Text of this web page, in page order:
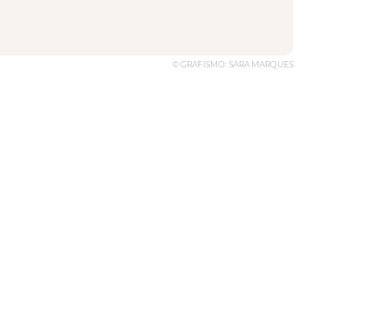
© GRAFISMO: SARA MARQUES